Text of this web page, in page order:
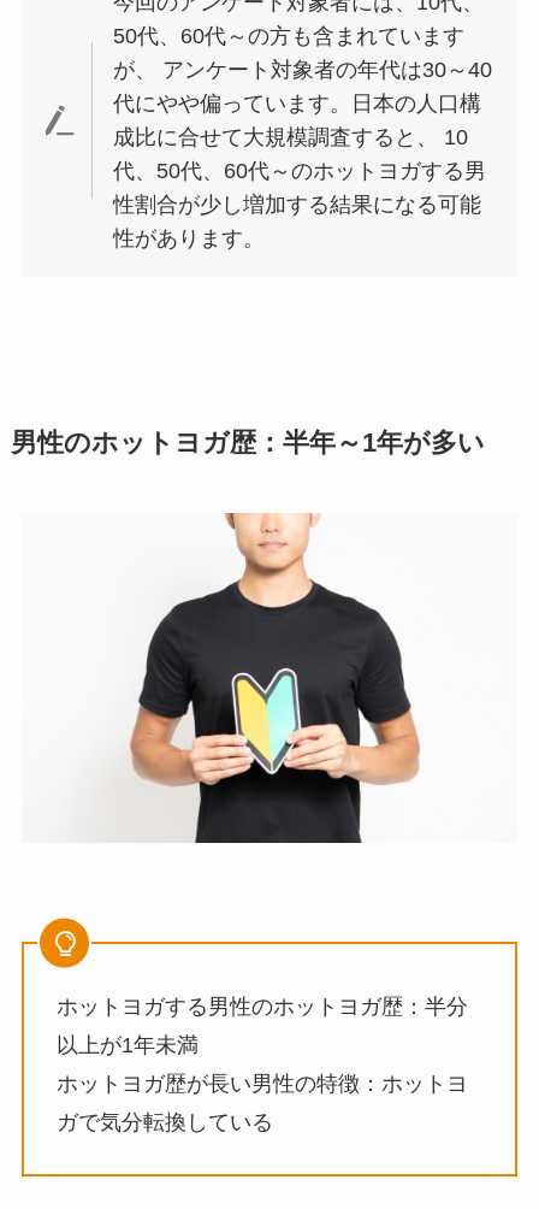
50代、60代～の方も含まれています
が、 アンケート対象者の年代は30～40
代にやや偏っています。日本の人口構
成比に合せて大規模調査すると、 10
代、50代、60代～のホットヨガする男
性割合が少し増加する結果になる可能
性があります。
男性のホットヨガ歴：半年～1年が多い
ホットヨガする男性のホットヨガ歴：半分
以上が1年未満
ホットヨガ歴が長い男性の特徴：ホットヨ
ガで気分転換している